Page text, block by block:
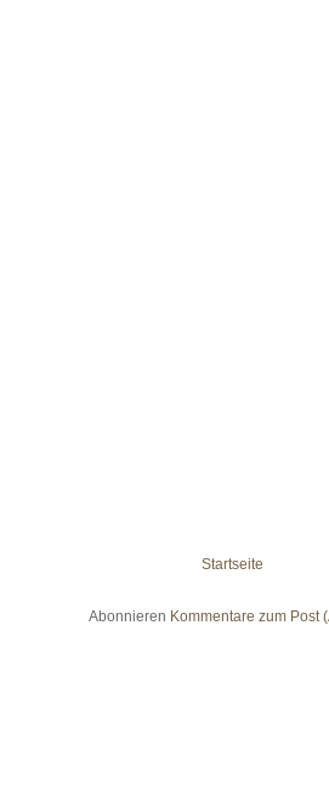
Startseite
Abonnieren Kommentare zum Post